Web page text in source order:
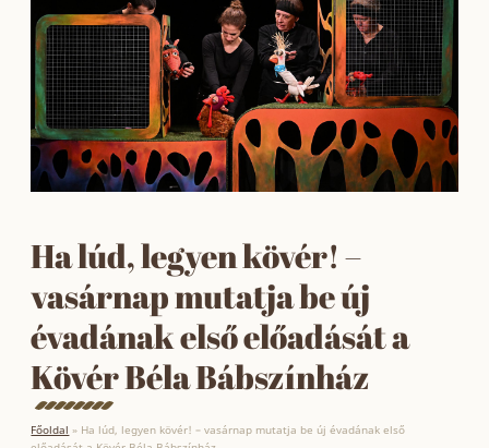
Ha lúd, legyen kövér! –
vasárnap mutatja be új
évadának első előadását a
Kövér Béla Bábszínház
Főoldal » Ha lúd, legyen kövér! – vasárnap mutatja be új évadának első